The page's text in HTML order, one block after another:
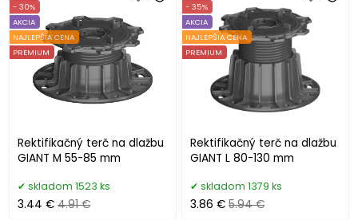
Rektifikačný terč na dlažbu
GIANT M 55-85 mm
- 30%
AKCIA
NAJLEPŠIA CENA
PREMIUM
skladom 1523 ks
3.44 € 4.91 €
Rektifikačný terč na dlažbu
GIANT L 80-130 mm
- 35%
AKCIA
NAJLEPŠIA CENA
PREMIUM
skladom 1379 ks
3.86 € 5.94 €